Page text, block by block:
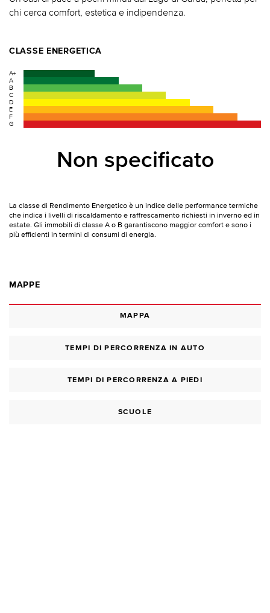
chi cerca comfort, estetica e indipendenza.
CLASSE ENERGETICA
A+
A
B
C
D
E
F
G
Non specificato
La classe di Rendimento Energetico è un indice delle performance termiche
che indica i livelli di riscaldamento e raffrescamento richiesti in inverno ed in
estate. Gli immobili di classe A o B garantiscono maggior comfort e sono i
più efficienti in termini di consumi di energia.
MAPPE
MAPPA
TEMPI DI PERCORRENZA IN AUTO
TEMPI DI PERCORRENZA A PIEDI
SCUOLE